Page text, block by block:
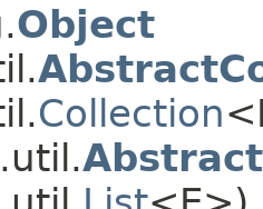
Object
Collection